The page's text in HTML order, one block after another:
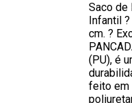
Saco de
Infantil
cm. ?
(PU), é
feito em